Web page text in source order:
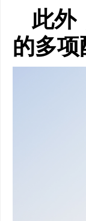
此外
的多